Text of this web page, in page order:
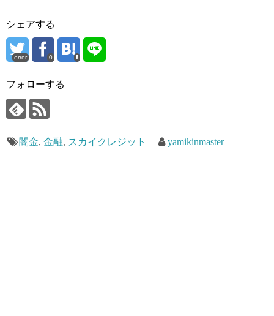
シェアする
error 0
フォローする
闇金, 金融, スカイクレジット yamikinmaster